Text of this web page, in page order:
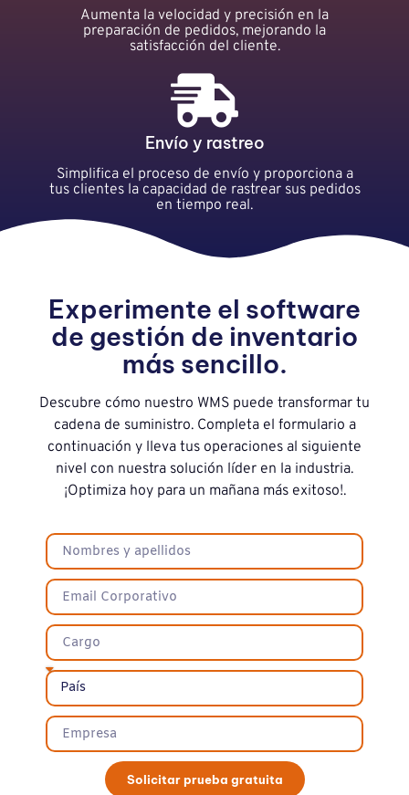
Aumenta la velocidad y precisión en la
preparación de pedidos, mejorando la
satisfacción del cliente.
Envío y rastreo
Simplifica el proceso de envío y proporciona a
tus clientes la capacidad de rastrear sus pedidos
en tiempo real.
Experimente el software
de gestión de inventario
más sencillo.
Descubre cómo nuestro WMS puede transformar tu
cadena de suministro. Completa el formulario a
continuación y lleva tus operaciones al siguiente
nivel con nuestra solución líder en la industria.
¡Optimiza hoy para un mañana más exitoso!.
Solicitar prueba gratuita